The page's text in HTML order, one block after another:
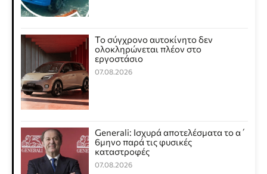
Το σύγχρονο αυτοκίνητο δεν
ολοκληρώνεται πλέον στο
εργοστάσιο
07.08.2026
Generali: Ισχυρά αποτελέσματα το α΄
6μηνο παρά τις φυσικές
καταστροφές
07.08.2026